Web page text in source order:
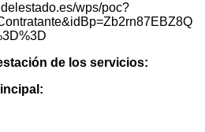
wps/poc?
de los servicios: